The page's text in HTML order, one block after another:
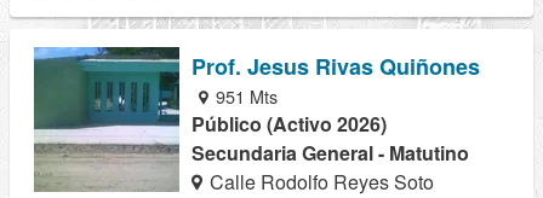
Prof. Jesus Rivas Quiñones
951 Mts
Público (Activo 2026)
Secundaria General - Matutino
Calle Rodolfo Reyes Soto